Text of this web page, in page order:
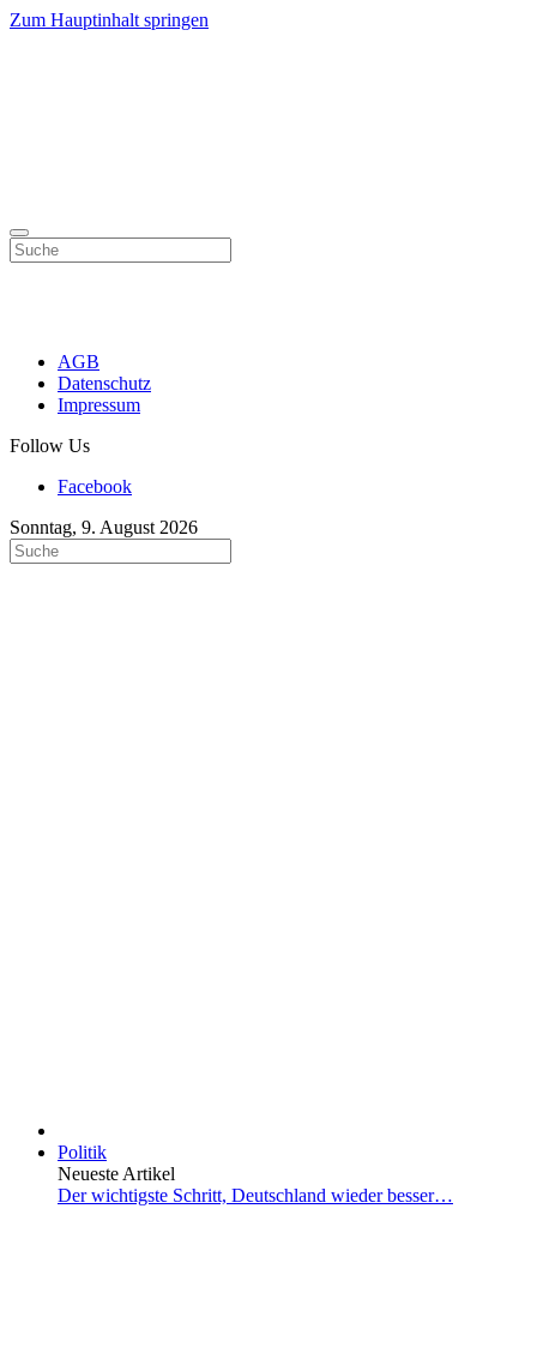
Zum Hauptinhalt springen
AGB
Datenschutz
Impressum
Follow Us
Facebook
Sonntag, 9. August 2026
Politik
Neueste Artikel
Der wichtigste Schritt, Deutschland wieder besser…